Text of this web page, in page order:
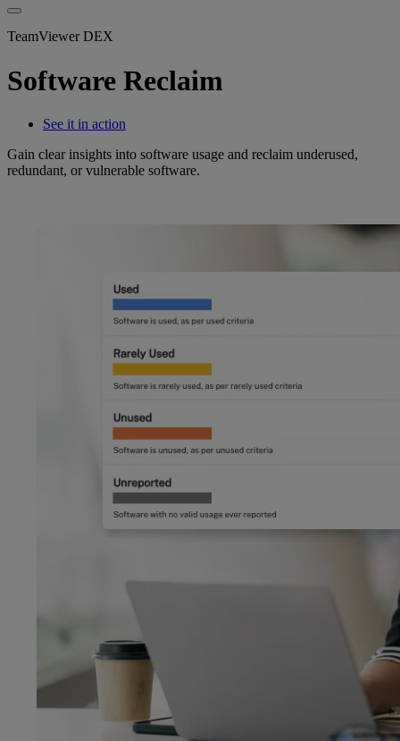
TeamViewer DEX
Software Reclaim
See it in action
Gain clear insights into software usage and reclaim underused,
redundant, or vulnerable software.